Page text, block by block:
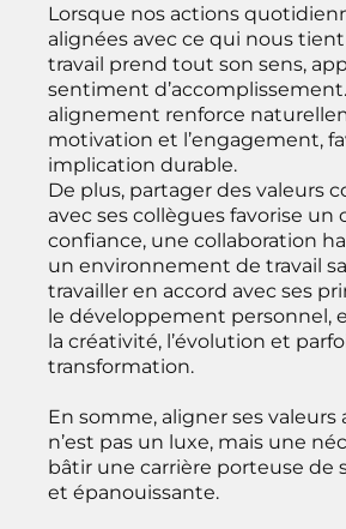
Lorsque nos actions
alignées avec ce qui nous
travail prend tout son sens,
sentiment
alignement renforce
motivation et l’engagement,
implication durable.
De plus, partager des valeurs
avec ses collègues favorise un
confiance, une collaboration
un environnement de travail
travailler en accord avec ses
le développement personnel,
la créativité, l’évolution et
transformation.
En somme, aligner ses valeurs
n’est pas un luxe, mais une
bâtir une carrière porteuse de
et épanouissante.